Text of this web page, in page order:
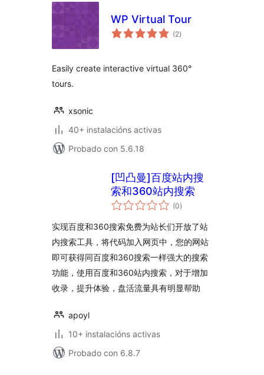
WP Virtual Tour
(2valoracións
totais
)
Easily create interactive virtual 360°
tours.
xsonic
40+ instalacións activas
Probado con 5.6.18
[凹凸曼]百度站内搜
索和360站内搜索
(0valoracións
totais
)
实现百度和360搜索免费为站长们开放了站
内搜索工具，将代码加入网页中，您的网站
即可获得同百度和360搜索一样强大的搜索
功能，使用百度和360站内搜索，对于增加
收录，提升体验，盘活流量具有明显帮助
apoyl
10+ instalacións activas
Probado con 6.8.7